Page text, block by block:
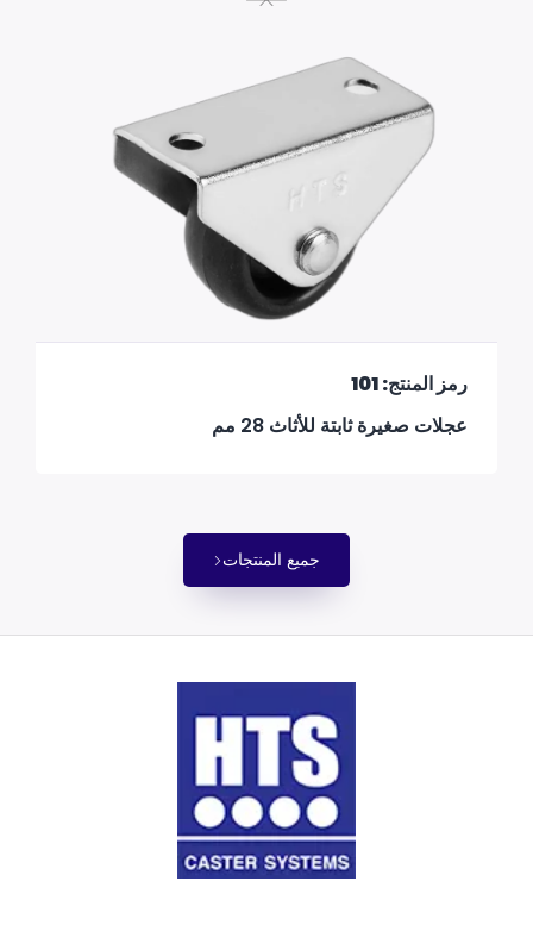
رمز المنتج: 101
عجلات صغيرة ثابتة للأثاث 28 مم
جميع المنتجات